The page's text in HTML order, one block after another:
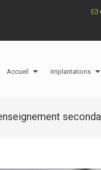
Accueil Implantations